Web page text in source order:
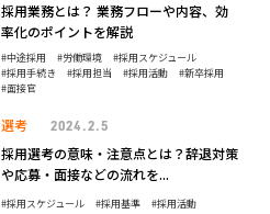
採用業務とは？ 業務フローや内容、効
率化のポイントを解説
中途採用 労働環境
採用スケジュール
採用手続き
採用担当 採用活動
新卒採用
面接官
選考 2024.2.5
採用選考の意味・注意点とは？辞退対策
や応募・面接などの流れを...
採用スケジュール 採用基準 採用活動